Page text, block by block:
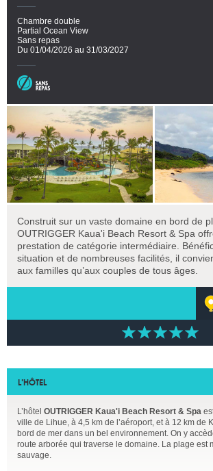
Chambre double
Partial Ocean View
Sans repas
Du 01/04/2026 au 31/03/2027
Construit sur un vaste domaine en bord de
OUTRIGGER Kaua'i Beach Resort & Spa
prestation de catégorie intermédiaire.
situation et de nombreuses facilités, il
aux familles qu’aux couples de tous âges.
L’HÔTEL
L’hôtel OUTRIGGER Kaua'i Beach Resort & Spa
ville de Lihue, à 4,5 km de l’aéroport, et à 12 km de
bord de mer dans un bel environnement. On y
route arborée qui traverse le domaine. La plage est
sauvage.